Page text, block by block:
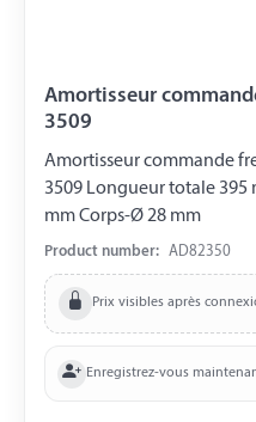
Amortisseur
3509
Amortisseur commande
3509 Longueur totale 395
mm Corps-Ø 28 mm
Product number: AD82350
Prix visibles après
Enregistrez-vous